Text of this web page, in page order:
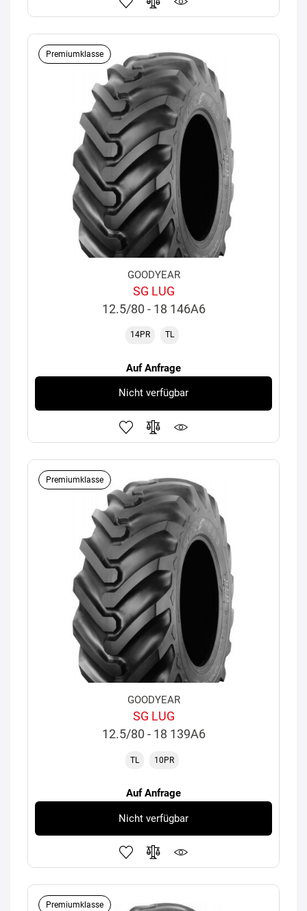
Premiumklasse
GOODYEAR
SG LUG
12.5/80 - 18 146A6
14PR TL
Auf Anfrage
Nicht verfügbar
Premiumklasse
GOODYEAR
SG LUG
12.5/80 - 18 139A6
TL 10PR
Auf Anfrage
Nicht verfügbar
Premiumklasse